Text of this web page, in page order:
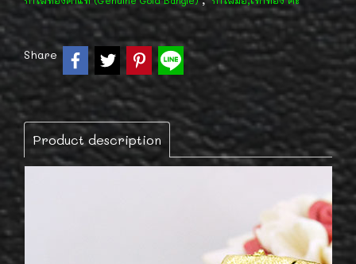
Share
Product description